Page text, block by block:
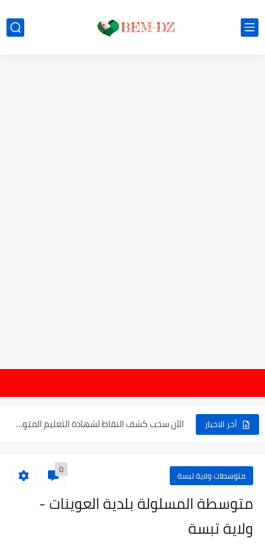
أخر الاخبار
الإعلان عن نتائج بكالوريا 2025 في الجزائر يوم 20...
الآن سحب كشف النقاط لشهادة التعليم المتوسط 2025
حساب معدل شهادة التعليم المتوسط بيام 2025
متوسطات ولاية تبسة 0
متوسطة المسلولة بلدية العوينات -
ولاية تبسة